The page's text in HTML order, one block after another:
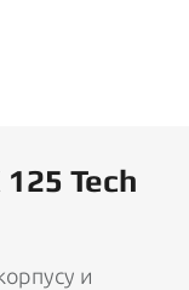
Tech
и